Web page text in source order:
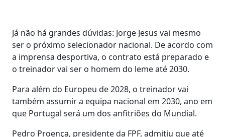
Já não há grandes dúvidas: Jorge Jesus vai mesmo
ser o próximo selecionador nacional. De acordo com
a imprensa desportiva, o contrato está preparado e
o treinador vai ser o homem do leme até 2030.
Para além do Europeu de 2028, o treinador vai
também assumir a equipa nacional em 2030, ano em
que Portugal será um dos anfitriões do Mundial.
Pedro Proença, presidente da FPF, admitiu que até